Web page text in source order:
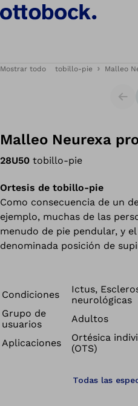
Mostrar todo tobillo-pie Malleo
Malleo Neurexa
28U50 tobillo-pie
Ortesis de tobillo-pie
Como consecuencia de un
ejemplo, muchas de las
menudo de pie pendular, y
denominada posición de
pro es una órtesis con
mediante su estructura
también los efectos de una
Condiciones
Ictus,
neurológicas
Grupo de
usuarios
Adultos
Aplicaciones
Ortésica
(OTS)
Todas las